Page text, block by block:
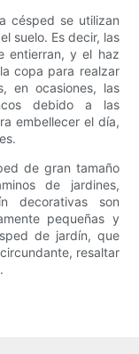
césped se utilizan
suelo. Es decir, las
entierran, y el haz
copa para realzar
en ocasiones, las
debido a las
embellecer el día,
de gran tamaño
de jardines,
decorativas son
pequeñas y
de jardín, que
resaltar